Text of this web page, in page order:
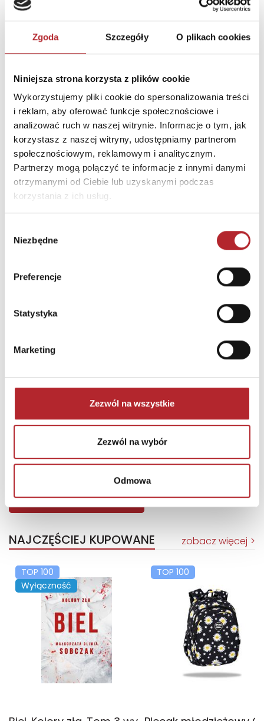
Zgoda Szczegóły O plikach cookies
Niniejsza strona korzysta z plików cookie
Wykorzystujemy pliki cookie do spersonalizowania treści
i reklam, aby oferować funkcje społecznościowe i
analizować ruch w naszej witrynie. Informacje o tym, jak
korzystasz z naszej witryny, udostępniamy partnerom
społecznościowym, reklamowym i analitycznym.
Partnerzy mogą połączyć te informacje z innymi danymi
otrzymanymi od Ciebie lub uzyskanymi podczas
korzystania z ich usług.
zgody
Niezbędne
Preferencje
Statystyka
Marketing
Zezwól na wszystkie
Zezwól na wybór
Odmowa
o.o. Sp. Komandytowa
ul. Syrokomli 20/8
Kod pocztowy
30-102
Miasto
Kraków
E-mail
biuro@czuczu.pl
INFORMACJE I OSTRZEŻENIA
CE Opakowanie nie służy do zabawy. Zachowaj
opakowanie ze względu na zawarte na nim ważne
informacje. Przed podaniem dziecku upewnij się, że
Bright Junior Media
Zaloguj się, aby kupić
NAJCZĘŚCIEJ KUPOWANE zobacz więcej
TOP 100
Wyłączność
TOP 100